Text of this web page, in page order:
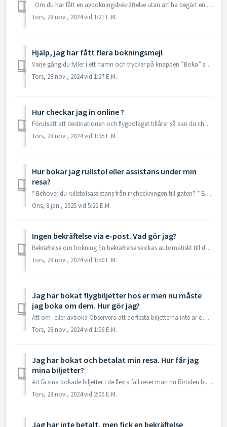
Om du har fått en avbokningsbekräftelse utan att ha begärt en avbokning, kan det bero på att du har gjort flera bokningsförsök och därför har bokningar s...
Tors, 28 nov., 2024 vid 1:21 E.M.
Hjälp, jag har fått flera bokningsmejl
Varje gång du fyller i ett namn och trycker på knappen ”Boka” så skapas en bokning. Detta görs för att du inte ska gå miste om dina platser under boknings...
Tors, 28 nov., 2024 vid 1:27 E.M.
Hur checkar jag in online ?
Förutsatt att destinationen och flygbolaget tillåter så kan du checka in online 24 timmar innan avgång på flygbolagets hemsida. Vänligen ta en titt på din ...
Tors, 28 nov., 2024 vid 1:35 E.M.
Hur bokar jag rullstol eller assistans under min
resa?
* Behöver du rullstolsassistans från incheckningen till gaten? * Behöver du bärhjälp fram till din plats på flygplanet? * Har du en egen rullstol behöver ...
Ons, 8 jan., 2025 vid 5:22 E.M.
Ingen bekräftelse via e-post. Vad gör jag?
Bekräftelse om bokning En bekräftelse skickas automatiskt till den e-postadress du anger vid bokningstillfället. Om du inte har fått någon bekräftelse ...
Tors, 28 nov., 2024 vid 1:50 E.M.
Jag har bokat flygbiljetter hos er men nu måste
jag boka om dem. Hur gör jag?
Att om- eller avboka Observera att de flesta biljetterna inte är om- eller avbokningsbara. Om du har frågor angående ombokningar ber vi dig skicka e...
Tors, 28 nov., 2024 vid 1:56 E.M.
Jag har bokat och betalat min resa. Hur får jag
mina biljetter?
Att få sina bokade biljetter I de flesta fall reser man nu förtiden biljettlöst, dvs med elektronisk biljett. Du skriver bara ut färdhandlingen som du...
Tors, 28 nov., 2024 vid 2:05 E.M.
Jag har inte betalt, men fick en bekräftelse